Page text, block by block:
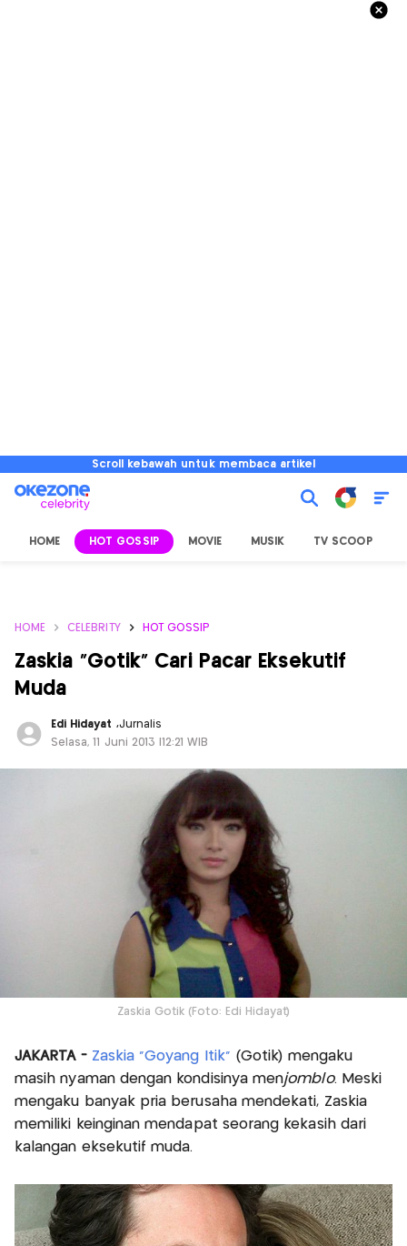
Scroll kebawah untuk membaca artikel
HOME HOT GOSSIP MOVIE MUSIK TV SCOOP
HOME CELEBRITY HOT GOSSIP
Zaskia "Gotik" Cari Pacar Eksekutif
Muda
Edi Hidayat ,Jurnalis
Selasa, 11 Juni 2013 |12:21 WIB
Zaskia Gotik (Foto: Edi Hidayat)
JAKARTA - Zaskia "Goyang Itik" (Gotik) mengaku
masih nyaman dengan kondisinya menjomblo. Meski
mengaku banyak pria berusaha mendekati, Zaskia
memiliki keinginan mendapat seorang kekasih dari
kalangan eksekutif muda.